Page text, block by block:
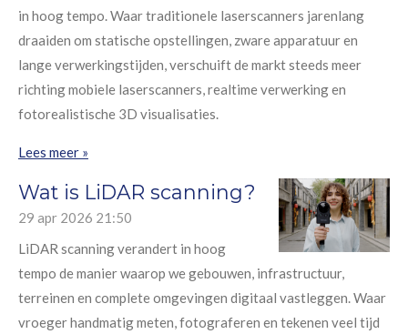
in hoog tempo. Waar traditionele laserscanners jarenlang
draaiden om statische opstellingen, zware apparatuur en
lange verwerkingstijden, verschuift de markt steeds meer
richting mobiele laserscanners, realtime verwerking en
fotorealistische 3D visualisaties.
Lees meer »
Wat is LiDAR scanning?
29 apr 2026 21:50
LiDAR scanning verandert in hoog
tempo de manier waarop we gebouwen, infrastructuur,
terreinen en complete omgevingen digitaal vastleggen. Waar
vroeger handmatig meten, fotograferen en tekenen veel tijd